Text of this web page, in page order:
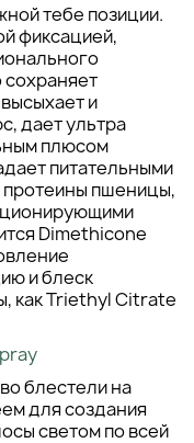
тебе позиции.
фиксацией,
и
дает ультра
плюсом
питательными
протеины пшеницы,
Dimethicone
и блеск
как Triethyl Citrate
блестели на
для создания
светом по всей